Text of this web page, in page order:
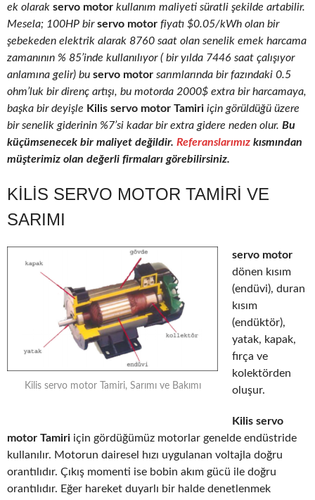
ek olarak servo motor kullanım maliyeti süratli şekilde artabilir.
Mesela; 100HP birservo motor fiyatı $0.05/kWh olan bir
şebekeden elektrik alarak 8760 saat olan senelik emek harcama
zamanının % 85’inde kullanılıyor ( bir yılda 7446 saat çalışıyor
anlamına gelir) bu servo motor sarımlarında bir fazındaki 0.5
ohm’luk bir direnç artışı, bu motorda 2000$ extra bir harcamaya,
başka bir deyişle Kilis servo motor Tamiri için görüldüğü üzere
bir senelik giderinin %7’si kadar bir extra gidere neden olur. Bu
küçümsenecek bir maliyet değildir. Referanslarımız kısmından
müşterimiz olan değerli firmaları görebilirsiniz.
KILIS SERVO MOTOR TAMIRI VE
SARIMI
Kilis servo motor Tamiri, Sarımı ve Bakımı
servo motor
dönen kısım
(endüvi), duran
kısım
(endüktör),
yatak, kapak,
fırça ve
kolektörden
oluşur.
Kilis servo
motor Tamiri için gördüğümüz motorlar genelde endüstride
kullanılır. Motorun dairesel hızı uygulanan voltajla doğru
orantılıdır. Çıkış momenti ise bobin akım gücü ile doğru
orantılıdır. Eğer hareket duyarlı bir halde denetlenmek